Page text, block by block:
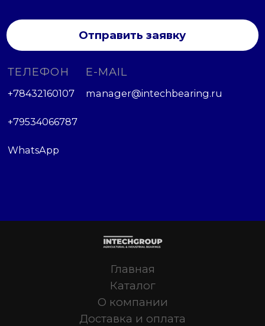
Отправить заявку
ТЕЛЕФОН
+78432160107
+79534066787
WhatsApp
E-MAIL
manager@intechbearing.ru
Главная
Каталог
О компании
Доставка и оплата